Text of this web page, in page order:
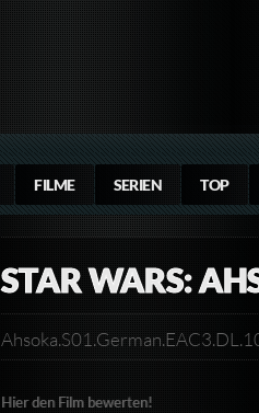
FILME SERIEN TOP
STAR WARS:
Hier den Film bewerten!